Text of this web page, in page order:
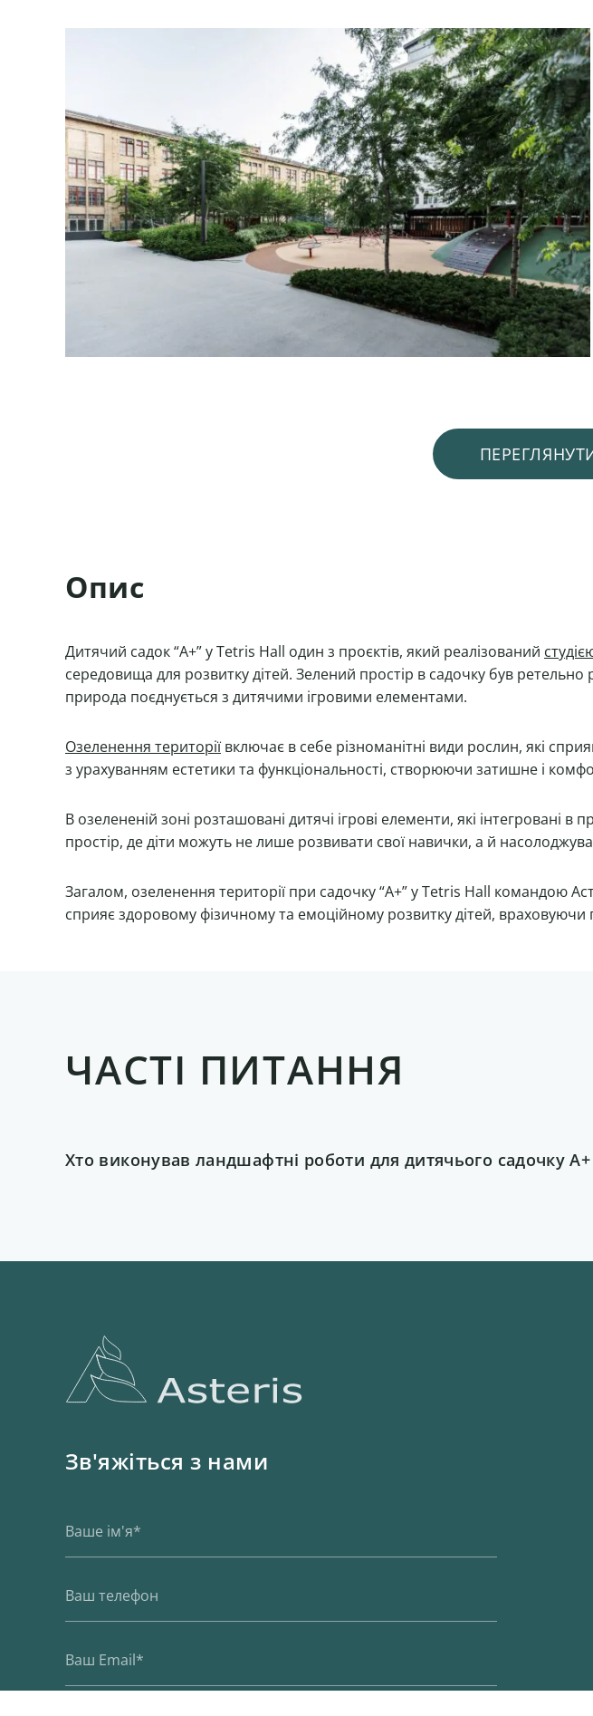
Опис
Дитячий садок “А+” у Tetris Hall один з проєктів, який реалізований
середовища для розвитку дітей. Зелений простір в садочку був
природа поєднується з дитячими ігровими елементами.
Озеленення території включає в себе різноманітні види рослин, які
з урахуванням естетики та функціональності, створюючи затишне і
В озелененій зоні розташовані дитячі ігрові елементи, які
простір, де діти можуть не лише розвивати свої навички, а й
Загалом, озеленення території при садочку “А+” у Tetris Hall командою
сприяє здоровому фізичному та емоційному розвитку дітей, враховуючи
ЧАСТІ ПИТАННЯ
Хто виконував ландшафтні роботи для дитячього садочку
Зв'яжіться з нами